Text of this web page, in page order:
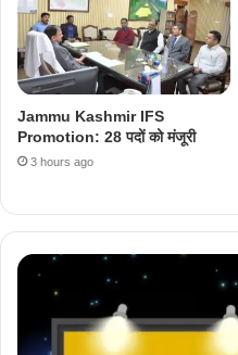
Jammu Kashmir IFS
Promotion: 28 पदों को मंजूरी
3 hours ago